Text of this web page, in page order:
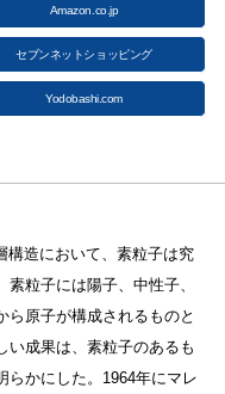
Amazon.co.jp
セブンネットショッピング
Yodobashi.com
構造において、素粒子は究
粒子には陽子、中性子、
ら原子が構成されるものと
い成果は、素粒子のあるも
らかにした。1964年にマレ